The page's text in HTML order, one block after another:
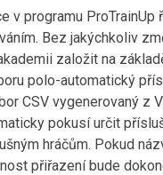
v programu ProTrainUp
Bez jakýchkoliv
založit na
polo-automatický
CSV vygenerovaný z
pokusí určit
hráčům. Pokud
přiřazení bude